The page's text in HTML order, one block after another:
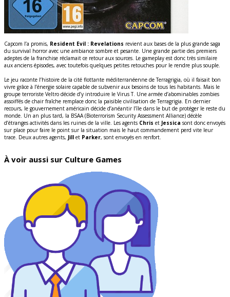
Capcom l’a promis, Resident Evil : Revelations revient aux bases de la plus grande saga
du survival horror avec une ambiance sombre et pesante. Une grande partie des premiers
adeptes de la franchise réclamait ce retour aux sources. Le gameplay est donc très similaire
aux anciens épisodes, avec toutefois quelques petites retouches pour le rendre plus souple.
Le jeu raconte l’histoire de la cité flottante méditerranéenne de Terragrigia, où il faisait bon
vivre grâce à l’énergie solaire capable de subvenir aux besoins de tous les habitants. Mais le
groupe terroriste Veltro décide d’y introduire le Virus T. Une armée d’abominables zombies
assoiffés de chair fraîche remplace donc la paisible civilisation de Terragrigia. En dernier
recours, le gouvernement américain décide d’anéantir l’île dans le but de protéger le reste du
monde. Un an plus tard, la BSAA (Bioterrorism Security Assessment Alliance) décèle
d’étranges activités dans les ruines de la ville. Les agents Chris et Jessica sont donc envoyés
sur place pour faire le point sur la situation mais le haut commandement perd vite leur
trace. Deux autres agents, Jill et Parker, sont envoyés en renfort.
À voir aussi sur Culture Games